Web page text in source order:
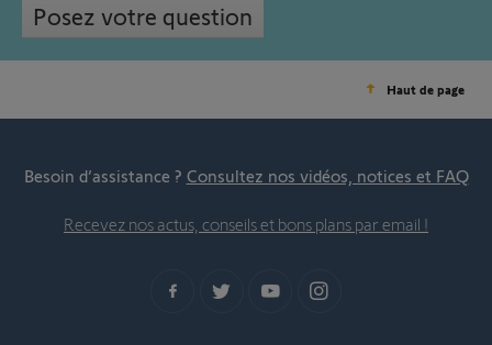
Posez votre question
Haut de page
Besoin d’assistance ? Consultez nos vidéos, notices et FAQ
Recevez nos actus, conseils et bons plans par email !